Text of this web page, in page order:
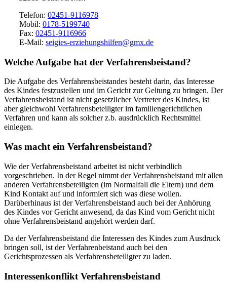
Telefon: 02451-9116978
Mobil: 0178-5199740
Fax: 02451-9116966
E-Mail: seigies-erziehungshilfen@gmx.de
Welche Aufgabe hat der Verfahrensbeistand?
Die Aufgabe des Verfahrensbeistandes besteht darin, das Interesse
des Kindes festzustellen und im Gericht zur Geltung zu bringen. Der
Verfahrensbeistand ist nicht gesetzlicher Vertreter des Kindes, ist
aber gleichwohl Verfahrensbeteiligter im familiengerichtlichen
Verfahren und kann als solcher z.b. ausdrücklich Rechtsmittel
einlegen.
Was macht ein Verfahrensbeistand?
Wie der Verfahrensbeistand arbeitet ist nicht verbindlich
vorgeschrieben. In der Regel nimmt der Verfahrensbeistand mit allen
anderen Verfahrensbeteiligten (im Normalfall die Eltern) und dem
Kind Kontakt auf und informiert sich was diese wollen.
Darüberhinaus ist der Verfahrensbeistand auch bei der Anhörung
des Kindes vor Gericht anwesend, da das Kind vom Gericht nicht
ohne Verfahrensbeistand angehört werden darf.
Da der Verfahrensbeistand die Interessen des Kindes zum Ausdruck
bringen soll, ist der Verfahrenbeistand auch bei den
Gerichtsprozessen als Verfahrensbeteiligter zu laden.
Interessenkonflikt Verfahrensbeistand